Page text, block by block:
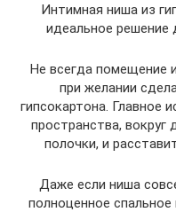
Интимная ниша из
идеальное решение
Не всегда помещение
при желании
гипсокартона. Главное
пространства,
полочки, и
Даже если ниша
полноценное спальное